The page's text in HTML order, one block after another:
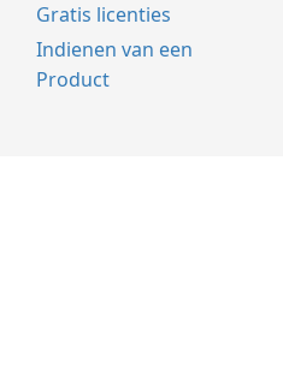
Gratis licenties
Indienen van een
Product